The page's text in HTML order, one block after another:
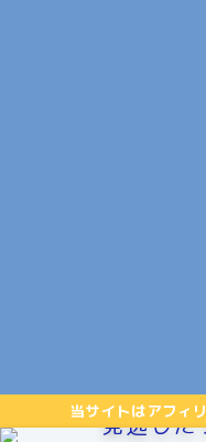
当サイトはアフィ
見逃した